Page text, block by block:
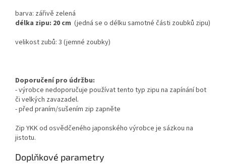
barva: zářivě zelená
délka zipu: 20 cm (jedná se o délku samotné části zoubků zipu)
velikost zubů: 3 (jemné zoubky)
Doporučení pro údržbu:
- výrobce nedoporučuje používat tento typ zipu na zapínání bot
či velkých zavazadel.
- před praním/sušením zip zapněte
Zip YKK od osvědčeného japonského výrobce je sázkou na
jistotu.
Doplňkové parametry